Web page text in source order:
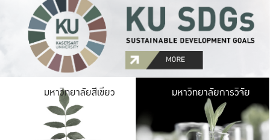
มหาวิทยาลัยสีเขียว มหาวิ
มีพื้นที่เขียวสดใส
เป็นป่าในเมือง เกษต
มหาวิทยาลัยการวิจัย